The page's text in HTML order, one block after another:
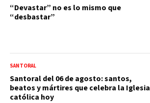
“Devastar” no es lo mismo que
“desbastar”
SANTORAL
Santoral del 06 de agosto: santos,
beatos y mártires que celebra la Iglesia
católica hoy